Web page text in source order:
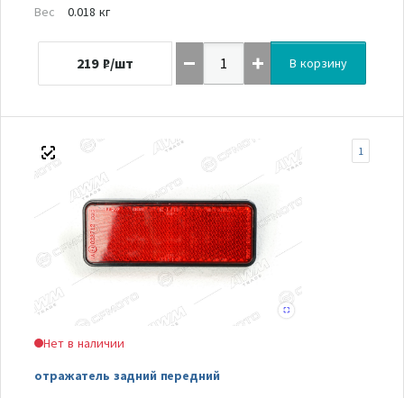
Вес
0.018 кг
219 ₽/шт В корзину
Нет в наличии
отражатель задний передний
1